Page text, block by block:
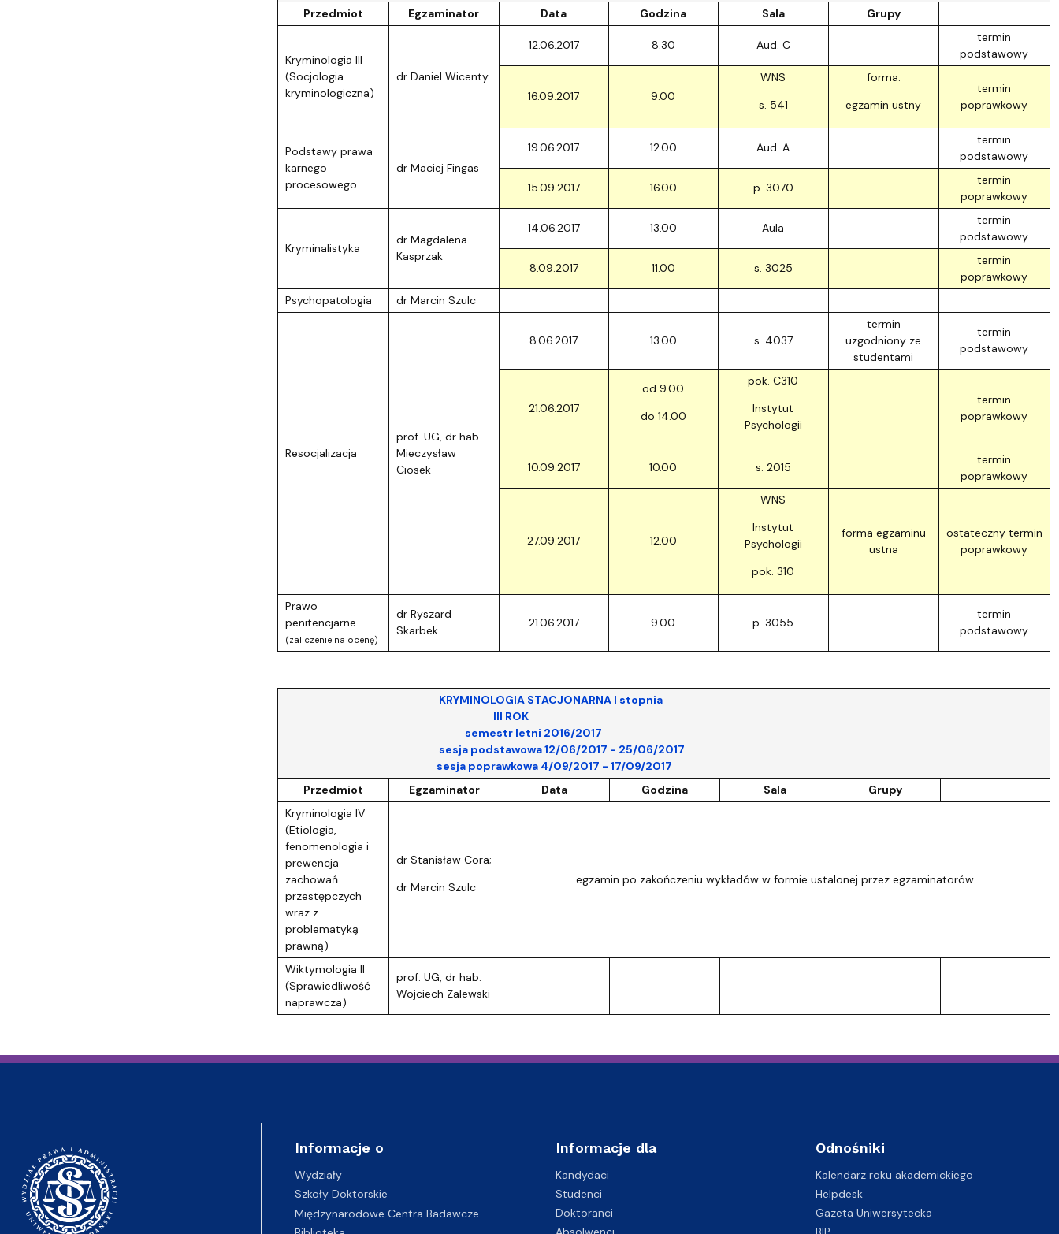
Przedmiot
Egzaminator Data Godzina Sala Grupy
Kryminologia III
(Socjologia
kryminologiczna)
dr Daniel Wicenty
12.06.2017 8.30 Aud. C
termin
podstawowy
16.09.2017 9.00
WNS
s. 541
forma:
egzamin ustny
termin
poprawkowy
Podstawy prawa
karnego
procesowego
dr Maciej Fingas
19.06.2017 12.00 Aud. A
termin
podstawowy
15.09.2017 16.00 p. 3070
termin
poprawkowy
Kryminalistyka
dr Magdalena
Kasprzak
14.06.2017 13.00 Aula
termin
podstawowy
8.09.2017 11.00 s. 3025
termin
poprawkowy
Psychopatologia
dr Marcin Szulc
Resocjalizacja
prof. UG, dr hab.
Mieczysław
Ciosek
8.06.2017 13.00 s. 4037
termin
uzgodniony ze
studentami
termin
podstawowy
21.06.2017
od 9.00
do 14.00
pok. C310
Instytut
Psychologii
termin
poprawkowy
10.09.2017 10.00 s. 2015
termin
poprawkowy
27.09.2017 12.00
WNS
Instytut
Psychologii
pok. 310
forma egzaminu
ustna
ostateczny termin
poprawkowy
Prawo
penitencjarne
(zaliczenie na ocenę)
dr Ryszard
Skarbek
21.06.2017 9.00 p. 3055
termin
podstawowy
KRYMINOLOGIA STACJONARNA I stopnia
III ROK
semestr letni 2016/2017
sesja podstawowa 12/06/2017 - 25/06/2017
sesja poprawkowa 4/09/2017 - 17/09/2017
Przedmiot
Egzaminator Data Godzina Sala
Grupy
Kryminologia IV
(Etiologia,
fenomenologia i
prewencja
zachowań
przestępczych
wraz z
problematyką
prawną)
dr Stanisław Cora;
dr Marcin Szulc
egzamin po zakończeniu wykładów w formie ustalonej przez egzaminatorów
Wiktymologia II
(Sprawiedliwość
naprawcza)
prof. UG, dr hab.
Wojciech Zalewski
Informacje o
Wydziały
Szkoły Doktorskie
Międzynarodowe Centra Badawcze
Informacje dla
Kandydaci
Studenci
Doktoranci
Odnośniki
Kalendarz roku akademickiego
Helpdesk
Gazeta Uniwersytecka